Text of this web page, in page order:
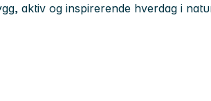
aktiv og inspirerende hverdag i